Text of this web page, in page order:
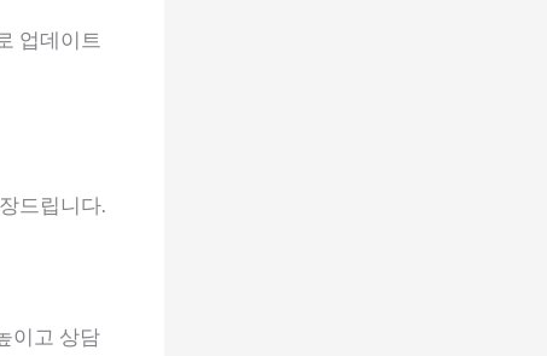
업데이트
드립니다.
이고 상담